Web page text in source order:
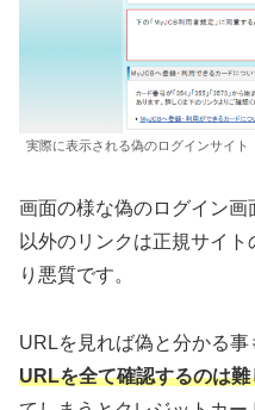
実際に表示される偽のログインサイト
画面の様な偽のログイン
以外のリンクは正規サイ
り悪質です。
URLを見れば偽と分かる事
URLを全て確認するのは難